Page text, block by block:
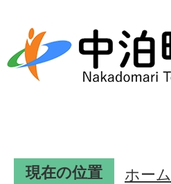
現在の位置 ホーム